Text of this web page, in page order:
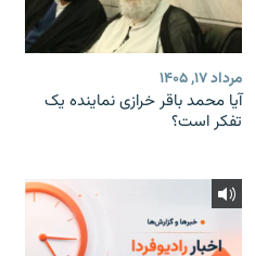
مرداد ۱۷, ۱۴۰۵
آیا محمد باقر خرازی نماینده یک
تفکر است؟